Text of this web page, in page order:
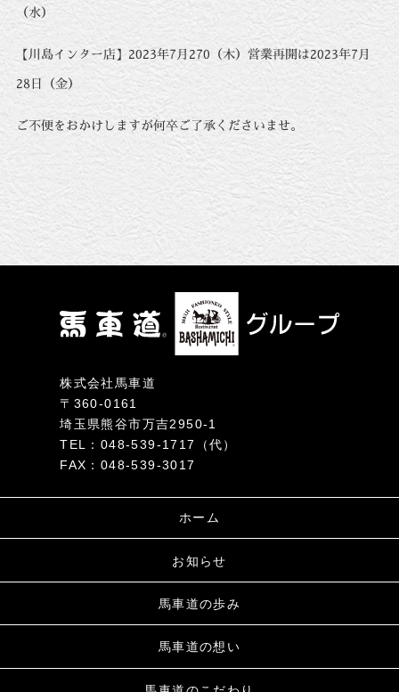
（水）
【川島インター店】2023年7月270（木）営業再開は2023年7月
28日（金）
ご不便をおかけしますが何卒ご了承くださいませ。
株式会社馬車道
〒360-0161
埼玉県熊谷市万吉2950-1
TEL：048-539-1717（代）
FAX：048-539-3017
ホーム
お知らせ
馬車道の歩み
馬車道の想い